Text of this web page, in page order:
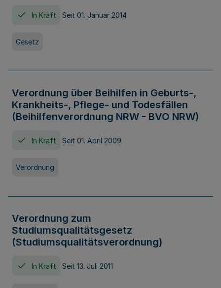
In Kraft Seit 01. Januar 2014
Gesetz
Verordnung über Beihilfen in Geburts-,
Krankheits-, Pflege- und Todesfällen
(Beihilfenverordnung NRW - BVO NRW)
In Kraft Seit 01. April 2009
Verordnung
Verordnung zum
Studiumsqualitätsgesetz
(Studiumsqualitätsverordnung)
In Kraft Seit 13. Juli 2011